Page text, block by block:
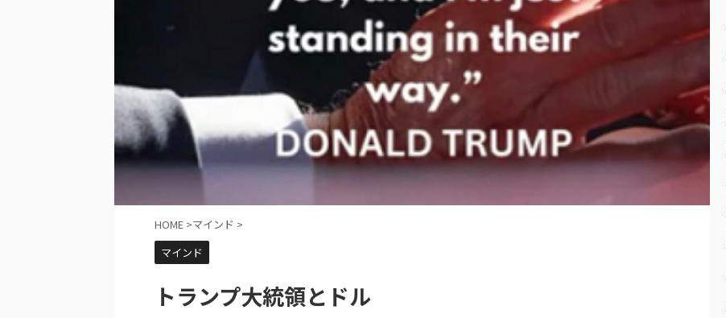
HOME >マインド >
マインド
トランプ大統領とドル